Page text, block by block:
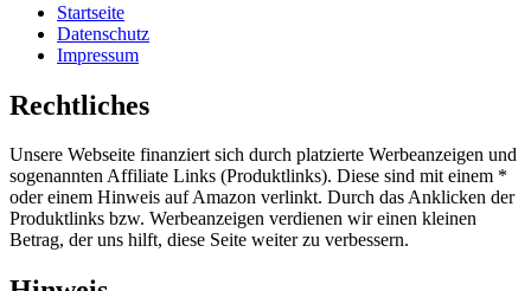
Startseite
Datenschutz
Impressum
Rechtliches
Unsere Webseite finanziert sich durch platzierte Werbeanzeigen und
sogenannten Affiliate Links (Produktlinks). Diese sind mit einem *
oder einem Hinweis auf Amazon verlinkt. Durch das Anklicken der
Produktlinks bzw. Werbeanzeigen verdienen wir einen kleinen
Betrag, der uns hilft, diese Seite weiter zu verbessern.